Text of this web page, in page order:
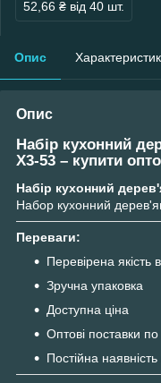
52,66 ₴ від 40 шт.
Опис
Опис
Набір кухонний
Х3-53 – купити
Набір кухонний
Набор кухонний
Переваги:
Перевірена якість
Зручна упаковка
Доступна ціна
Оптові поставки по
Постійна